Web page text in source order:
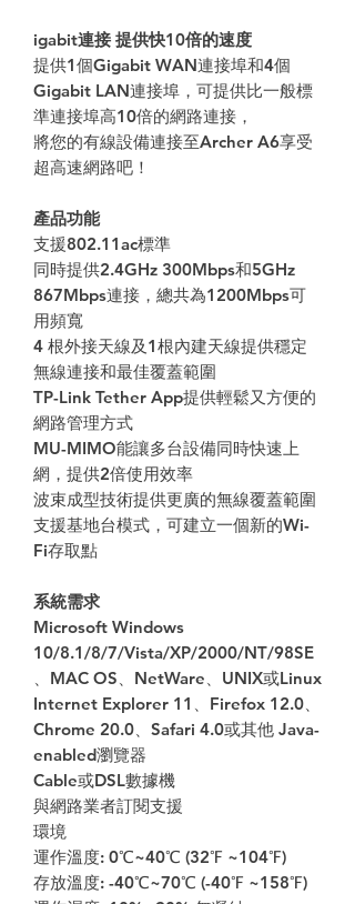
igabit連接 提供快10倍的速度
提供1個Gigabit WAN連接埠和4個
Gigabit LAN連接埠，可提供比一般標
準連接埠高10倍的網路連接，
將您的有線設備連接至Archer A6享受
超高速網路吧！
產品功能
支援802.11ac標準
同時提供2.4GHz 300Mbps和5GHz
867Mbps連接，總共為1200Mbps可
用頻寬
4 根外接天線及1根內建天線提供穩定
無線連接和最佳覆蓋範圍
TP-Link Tether App提供輕鬆又方便的
網路管理方式
MU-MIMO能讓多台設備同時快速上
網，提供2倍使用效率
波束成型技術提供更廣的無線覆蓋範圍
支援基地台模式，可建立一個新的Wi-
Fi存取點
系統需求
Microsoft Windows
10/8.1/8/7/Vista/XP/2000/NT/98SE
、MAC OS、NetWare、UNIX或Linux
Internet Explorer 11、Firefox 12.0、
Chrome 20.0、Safari 4.0或其他 Java-
enabled瀏覽器
Cable或DSL數據機
與網路業者訂閱支援
環境
運作溫度: 0℃~40℃ (32℉ ~104℉)
存放溫度: -40℃~70℃ (-40℉ ~158℉)